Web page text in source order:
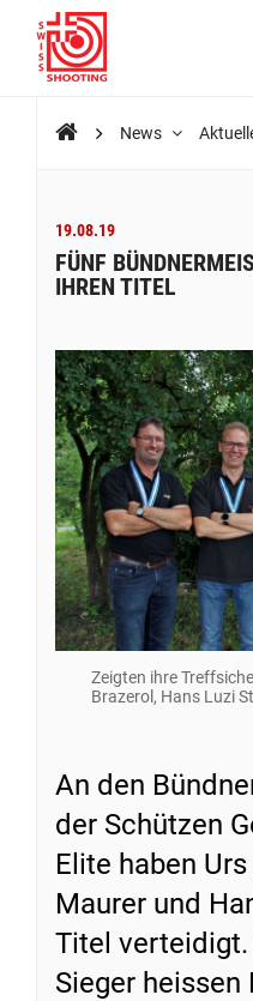
News
19.08.19
FÜNF
IHREN TITEL
Zeigten ihre
Brazerol, Hans Luzi
An den
der Schützen
Elite haben
Maurer und
Titel verteidigt.
Sieger heissen